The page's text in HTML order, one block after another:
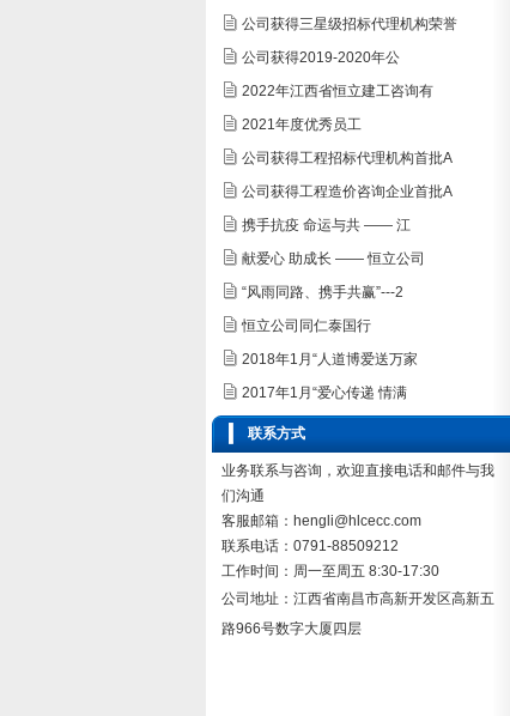
公司获得三星级招标代理机构荣誉
公司获得2019-2020年公
2022年江西省恒立建工咨询有
2021年度优秀员工
公司获得工程招标代理机构首批A
公司获得工程造价咨询企业首批A
携手抗疫 命运与共 —— 江
献爱心 助成长 —— 恒立公司
“风雨同路、携手共赢”---2
恒立公司同仁泰国行
2018年1月“人道博爱送万家
2017年1月“爱心传递 情满
联系方式
业务联系与咨询，欢迎直接电话和邮件与我
们沟通
客服邮箱：hengli@hlcecc.com
联系电话：0791-88509212
工作时间：周一至周五 8:30-17:30
公司地址： 江西省南昌市高新开发区高新五
路966号数字大厦四层